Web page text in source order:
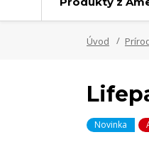
Úvod
Novinka